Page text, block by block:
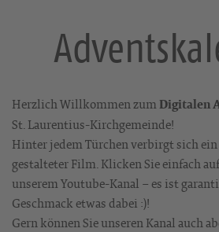
Herzlich Willkommen zum Digitalen
St. Laurentius-Kirchgemeinde!
Hinter jedem Türchen verbirgt sich
gestalteter Film. Klicken Sie einfach
unserem Youtube-Kanal – es ist
Geschmack etwas dabei :)!
Gern können Sie unseren Kanal auch